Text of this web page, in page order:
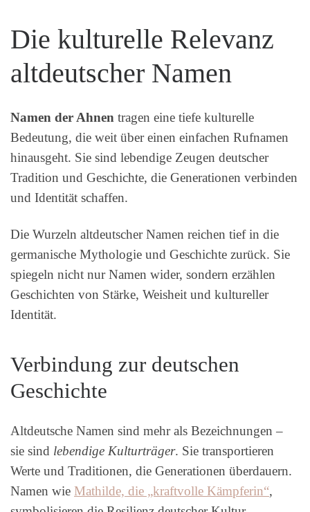
Die kulturelle Relevanz
altdeutscher Namen
Namen der Ahnen tragen eine tiefe kulturelle
Bedeutung, die weit über einen einfachen Rufnamen
hinausgeht. Sie sind lebendige Zeugen deutscher
Tradition und Geschichte, die Generationen verbinden
und Identität schaffen.
Die Wurzeln altdeutscher Namen reichen tief in die
germanische Mythologie und Geschichte zurück. Sie
spiegeln nicht nur Namen wider, sondern erzählen
Geschichten von Stärke, Weisheit und kultureller
Identität.
Verbindung zur deutschen
Geschichte
Altdeutsche Namen sind mehr als Bezeichnungen –
sie sind lebendige Kulturträger. Sie transportieren
Werte und Traditionen, die Generationen überdauern.
Namen wie Mathilde, die „kraftvolle Kämpferin“,